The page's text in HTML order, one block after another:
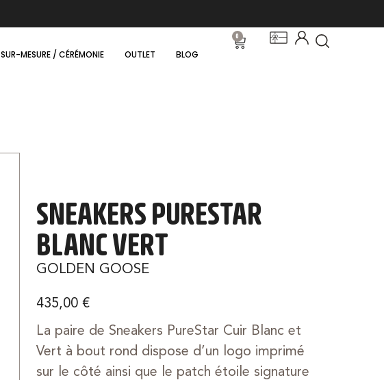
SUR-MESURE / CÉRÉMONIE OUTLET BLOG
0
SNEAKERS PURESTAR
BLANC VERT
GOLDEN GOOSE
435,00 €
La paire de Sneakers PureStar Cuir Blanc et
Vert à bout rond dispose d’un logo imprimé
sur le côté ainsi que le patch étoile signature